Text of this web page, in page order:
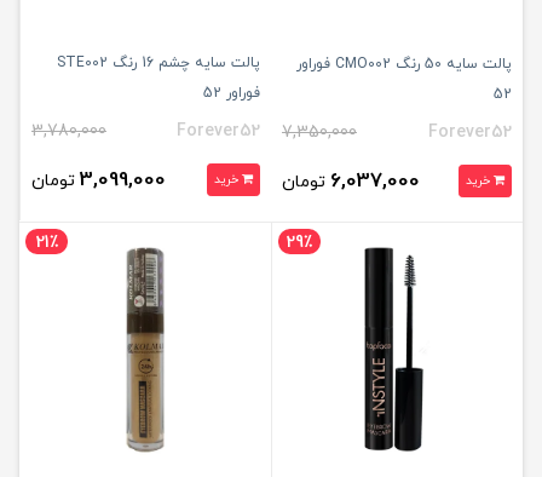
پالت سایه 50 رنگ CMO002 فوراور
52
Forever52
7,350,000
خرید 6,037,000 تومان
پالت سایه چشم 16 رنگ STE002
فوراور 52
Forever52
3,780,000
خرید 3,099,000 تومان
29٪ 21٪